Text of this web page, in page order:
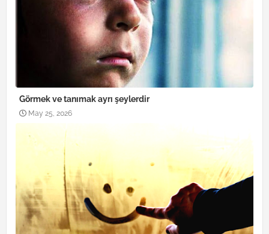
Görmek ve tanımak ayrı şeylerdir
May 25, 2026